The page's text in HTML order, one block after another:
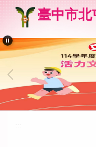
要
內
容
區
臺中市北
:::